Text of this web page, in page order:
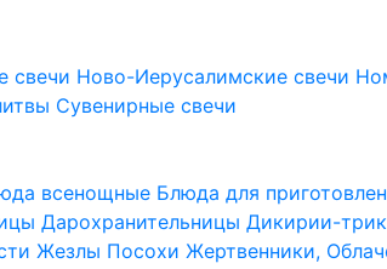
свечи Ново-Иерусалимские свечи
Сувенирные свечи
всенощные Блюда для
ДарохранительницыДикирии-
Жезлы ПосохиЖертвенники,